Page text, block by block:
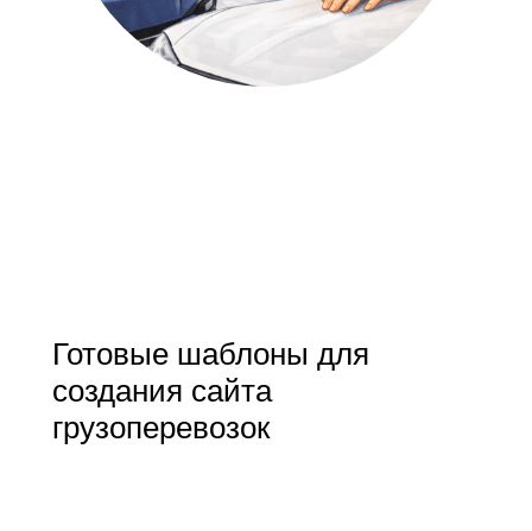
Готовые шаблоны для
создания сайта
грузоперевозок